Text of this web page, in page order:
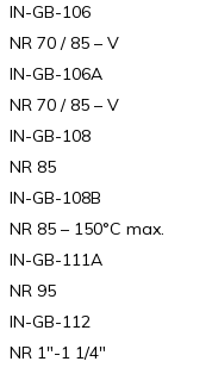
IN-GB-106
NR 70 / 85 – V
IN-GB-106A
NR 70 / 85 – V
IN-GB-108
NR 85
IN-GB-108B
NR 85 – 150°C max.
IN-GB-111A
NR 95
IN-GB-112
NR 1″-1 1/4″